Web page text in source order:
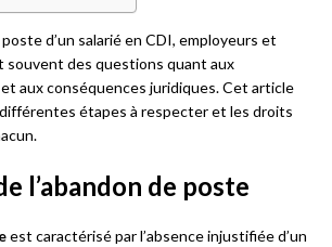
poste d’un salarié en CDI, employeurs et
souvent des questions quant aux
aux conséquences juridiques. Cet article
étapes à respecter et les droits
l’abandon de poste
est caractérisé par l’absence injustifiée d’un